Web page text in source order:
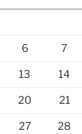
6 7
13 14
20 21
27 28